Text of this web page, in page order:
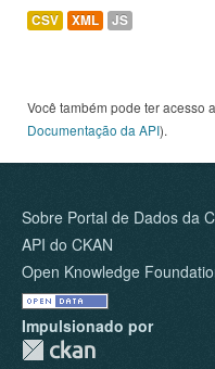
CSV XML JS
Você também pode ter acesso
Documentação da API).
Sobre Portal de Dados da
API do CKAN
Open Knowledge
Impulsionado por